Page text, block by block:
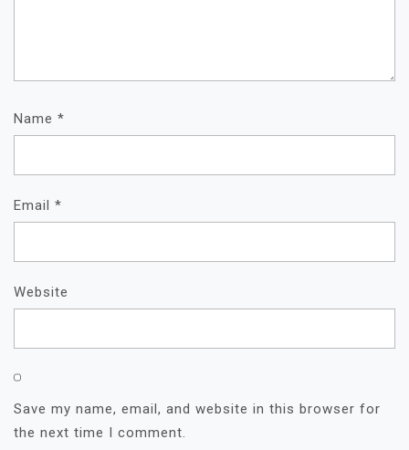
Name *
Email *
Website
Save my name, email, and website in this browser for
the next time I comment.